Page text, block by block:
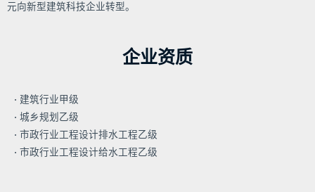
元向新型建筑科技企业转型。
企业资质
• 建筑行业甲级
• 城乡规划乙级
• 市政行业工程设计排水工程乙级
• 市政行业工程设计给水工程乙级